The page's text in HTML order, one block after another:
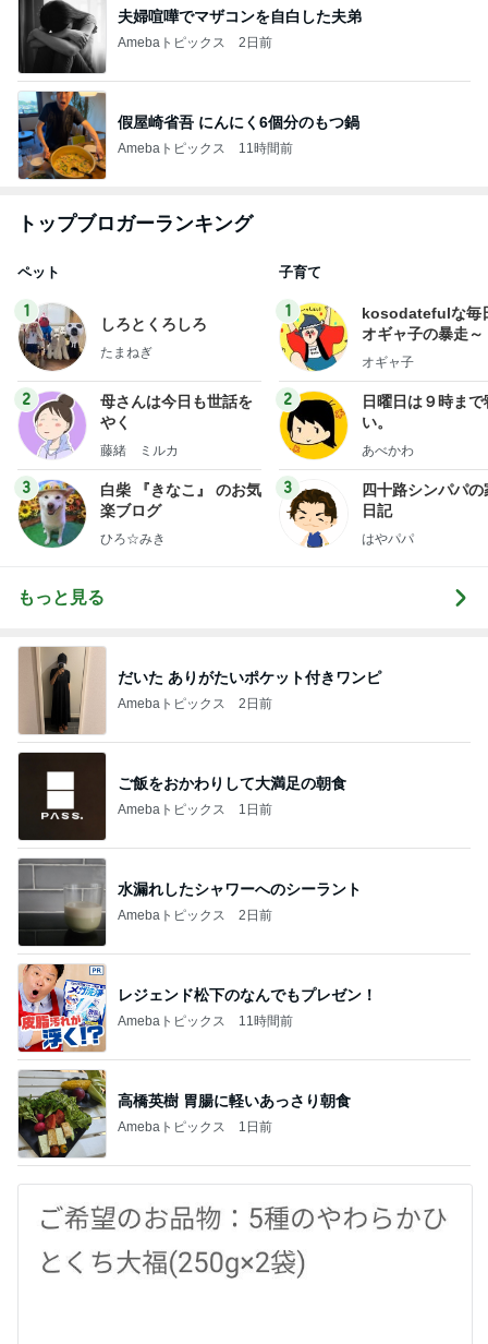
夫婦喧嘩でマザコンを自白した夫弟
Amebaトピックス 2日前
假屋崎省吾 にんにく6個分のもつ鍋
Amebaトピックス 11時間前
トップブロガーランキング
ペット
1
しろとくろしろ
たまねぎ
2
母さんは今日も世話を
やく
藤緒 ミルカ
3
白柴 『きなこ』 のお気
楽ブログ
ひろ☆みき
子育て
1
kosodatefulな毎
オギャ子の暴走～
オギャ子
2
日曜日は９時まで
い。
あべかわ
3
四十路シンパパの
日記
はやパパ
もっと見る
だいた ありがたいポケット付きワンピ
Amebaトピックス 2日前
ご飯をおかわりして大満足の朝食
Amebaトピックス 1日前
水漏れしたシャワーへのシーラント
Amebaトピックス 2日前
レジェンド松下のなんでもプレゼン！
Amebaトピックス 11時間前
高橋英樹 胃腸に軽いあっさり朝食
Amebaトピックス 1日前